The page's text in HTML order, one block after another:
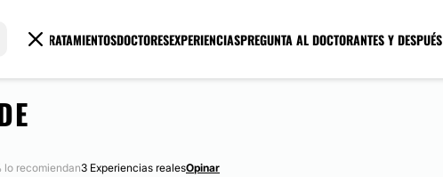
TRATAMIENTOSDOCTORESEXPERIENCIASPREGUNTA AL DOCTORANTES Y DESPUÉS
lo recomiendan3 Experiencias realesOpinar